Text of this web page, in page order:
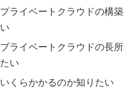
プライベートクラウドの構
い
プライベートクラウドの長
たい
いくらかかるのか知りたい